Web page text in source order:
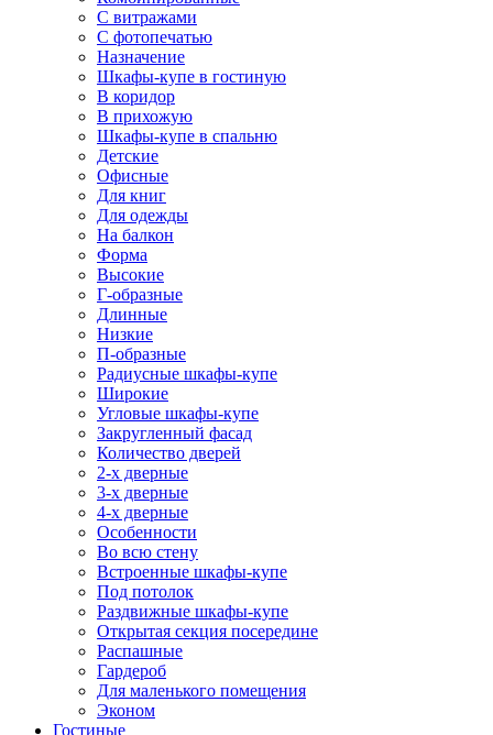
С витражами
С фотопечатью
Назначение
Шкафы-купе в гостиную
В коридор
В прихожую
Шкафы-купе в спальню
Детские
Офисные
Для книг
Для одежды
На балкон
Форма
Высокие
Г-образные
Длинные
Низкие
П-образные
Радиусные шкафы-купе
Широкие
Угловые шкафы-купе
Закругленный фасад
Количество дверей
2-х дверные
3-х дверные
4-х дверные
Особенности
Во всю стену
Встроенные шкафы-купе
Под потолок
Раздвижные шкафы-купе
Открытая секция посередине
Распашные
Гардероб
Для маленького помещения
Эконом
Гостиные